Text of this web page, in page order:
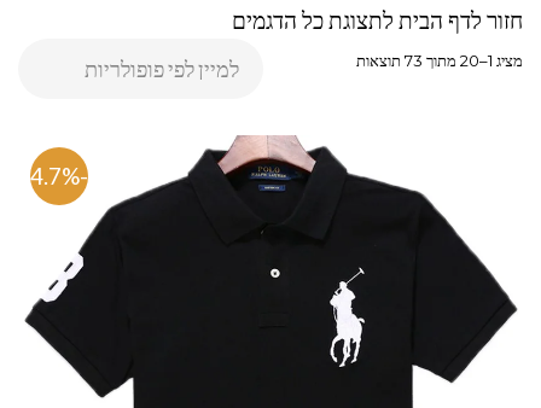
חזור לדף הבית לתצוגת כל הדגמים
מציג 1–20 מתוך 73 תוצאות
-64.7%